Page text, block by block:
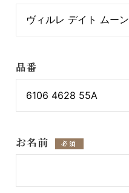
品番
お名前 必須